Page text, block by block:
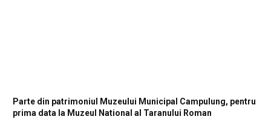
Parte din patrimoniul Muzeului Municipal Campulung, pentru
prima data la Muzeul National al Taranului Roman